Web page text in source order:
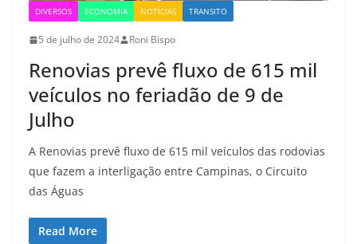
DIVERSOS ECONOMIA NOTÍCIAS TRANSITO
5 de julho de 2024 Roni Bispo
Renovias prevê fluxo de 615 mil
veículos no feriadão de 9 de
Julho
A Renovias prevê fluxo de 615 mil veículos das rodovias
que fazem a interligação entre Campinas, o Circuito
das Águas
Read More